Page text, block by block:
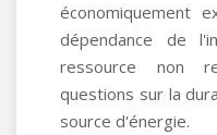
économiquement
dépendance de
ressource non
questions sur la
source d'énergie.